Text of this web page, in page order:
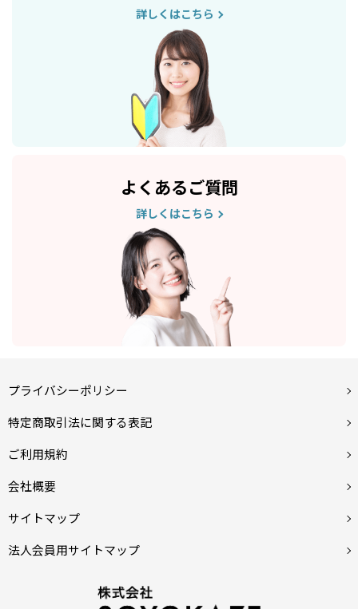
詳しくはこちら
よくあるご質問
詳しくはこちら
プライバシーポリシー
特定商取引法に関する表記
ご利用規約
会社概要
サイトマップ
法人会員用サイトマップ